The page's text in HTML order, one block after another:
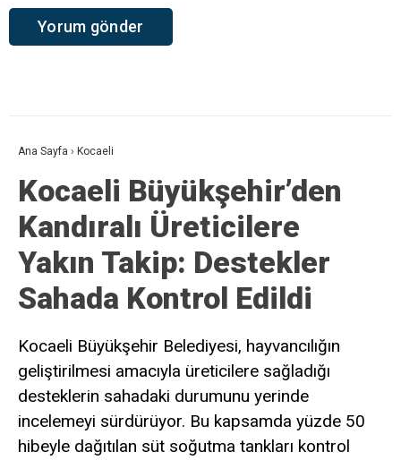
Ana Sayfa › Kocaeli
Kocaeli Büyükşehir’den
Kandıralı Üreticilere
Yakın Takip: Destekler
Sahada Kontrol Edildi
Kocaeli Büyükşehir Belediyesi, hayvancılığın
geliştirilmesi amacıyla üreticilere sağladığı
desteklerin sahadaki durumunu yerinde
incelemeyi sürdürüyor. Bu kapsamda yüzde 50
hibeyle dağıtılan süt soğutma tankları kontrol